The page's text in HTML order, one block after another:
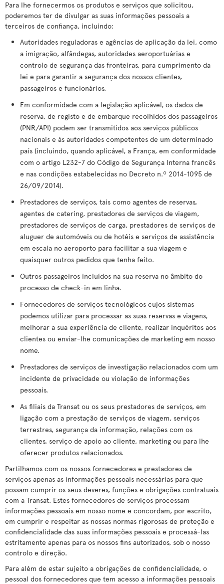
Para lhe fornecermos os produtos e serviços que solicitou,
poderemos ter de divulgar as suas informações pessoais a
terceiros de confiança, incluindo:
Autoridades reguladoras e agências de aplicação da lei, como
a imigração, alfândegas, autoridades aeroportuárias e
controlo de segurança das fronteiras, para cumprimento da
lei e para garantir a segurança dos nossos clientes,
passageiros e funcionários.
Em conformidade com a legislação aplicável, os dados de
reserva, de registo e de embarque recolhidos dos passageiros
(PNR/API) podem ser transmitidos aos serviços públicos
nacionais e às autoridades competentes de um determinado
país (incluindo, quando aplicável, a França, em conformidade
com o artigo L232-7 do Código de Segurança Interna francês
e nas condições estabelecidas no Decreto n.º 2014-1095 de
26/09/2014).
Prestadores de serviços, tais como agentes de reservas,
agentes de catering, prestadores de serviços de viagem,
prestadores de serviços de carga, prestadores de serviços de
aluguer de automóveis ou de hotéis e serviços de assistência
em escala no aeroporto para facilitar a sua viagem e
quaisquer outros pedidos que tenha feito.
Outros passageiros incluídos na sua reserva no âmbito do
processo de check-in em linha.
Fornecedores de serviços tecnológicos cujos sistemas
podemos utilizar para processar as suas reservas e viagens,
melhorar a sua experiência de cliente, realizar inquéritos aos
clientes ou enviar-lhe comunicações de marketing em nosso
nome.
Prestadores de serviços de investigação relacionados com um
incidente de privacidade ou violação de informações
pessoais.
As filiais da Transat ou os seus prestadores de serviços, em
ligação com a prestação de serviços de viagem, serviços
terrestres, segurança da informação, relações com os
clientes, serviço de apoio ao cliente, marketing ou para lhe
oferecer produtos relacionados.
Partilhamos com os nossos fornecedores e prestadores de
serviços apenas as informações pessoais necessárias para que
possam cumprir os seus deveres, funções e obrigações contratuais
com a Transat. Estes fornecedores de serviços processam
informações pessoais em nosso nome e concordam, por escrito,
em cumprir e respeitar as nossas normas rigorosas de proteção e
confidencialidade das suas informações pessoais e processá-las
estritamente apenas para os nossos fins autorizados, sob o nosso
controlo e direção.
Para além de estar sujeito a obrigações de confidencialidade, o
pessoal dos fornecedores que tem acesso a informações pessoais